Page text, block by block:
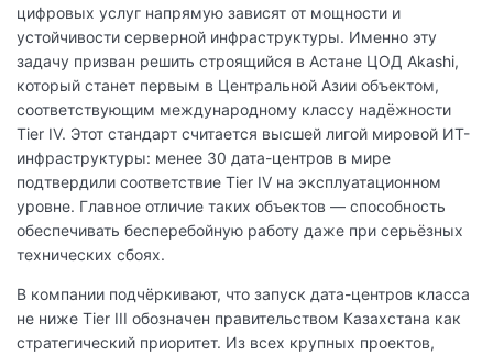
цифровых услуг напрямую зависят от мощности и
устойчивости серверной инфраструктуры. Именно эту
задачу призван решить строящийся в Астане ЦОД Akashi,
который станет первым в Центральной Азии объектом,
соответствующим международному классу надёжности
Tier IV. Этот стандарт считается высшей лигой мировой ИТ-
инфраструктуры: менее 30 дата-центров в мире
подтвердили соответствие Tier IV на эксплуатационном
уровне. Главное отличие таких объектов — способность
обеспечивать бесперебойную работу даже при серьёзных
технических сбоях.
В компании подчёркивают, что запуск дата-центров класса
не ниже Tier III обозначен правительством Казахстана как
стратегический приоритет. Из всех крупных проектов,